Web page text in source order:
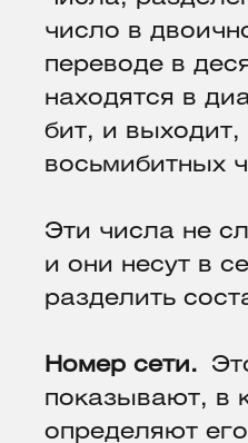
число в
переводе в
находятся в
бит, и
восьмибитных
Эти числа не
и они несут в
разделить
Номер сети.
показывают, в
определяют